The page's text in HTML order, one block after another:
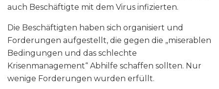
auch Beschäftigte mit dem Virus infizierten.
Die Beschäftigten haben sich organisiert und
Forderungen aufgestellt, die gegen die „miserablen
Bedingungen und das schlechte
Krisenmanagement“ Abhilfe schaffen sollten. Nur
wenige Forderungen wurden erfüllt.